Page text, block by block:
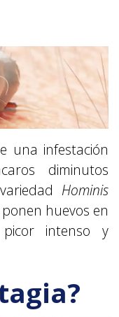
una infestación
diminutos
variedad Hominis
huevos en
intenso y